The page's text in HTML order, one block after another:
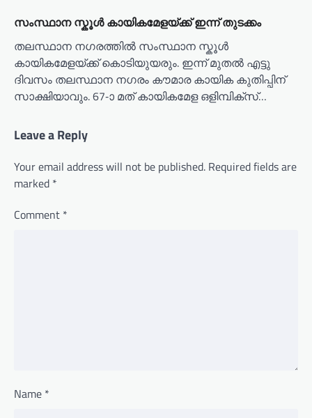
സംസ്ഥാന സ്കൂൾ കായികമേളയ്ക്ക് ഇന്ന് തുടക്കം
തലസ്ഥാന നഗരത്തിൽ സംസ്ഥാന സ്കൂൾ
കായികമേളയ്ക്ക് കൊടിയുയരും. ഇന്ന് മുതൽ എട്ടു
ദിവസം തലസ്ഥാന നഗരം കൗമാര കായിക കുതിപ്പിന്
സാക്ഷിയാവും. 67-ാ മത് കായികമേള ഒളിമ്പിക്സ്…
Leave a Reply
Your email address will not be published. Required fields are
marked *
Comment *
Name *